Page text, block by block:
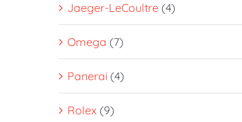
Jaeger-LeCoultre (4)
Omega (7)
Panerai (4)
Rolex (9)